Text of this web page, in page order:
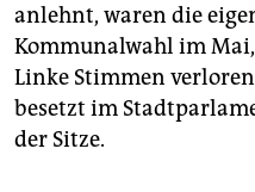
anlehnt, waren die
Kommunalwahl im Mai,
Linke Stimmen
besetzt im
der Sitze.